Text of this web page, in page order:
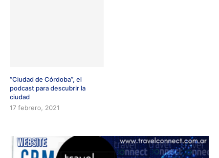
“Ciudad de Córdoba”, el
podcast para descubrir la
ciudad
17 febrero, 2021